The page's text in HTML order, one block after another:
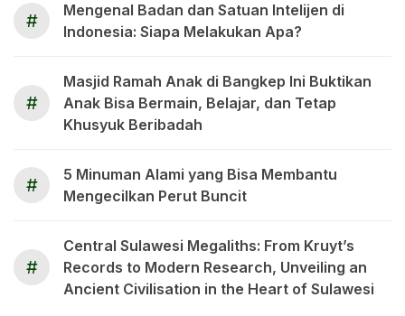
#
Mengenal Badan dan Satuan Intelijen di
Indonesia: Siapa Melakukan Apa?
#
Masjid Ramah Anak di Bangkep Ini Buktikan
Anak Bisa Bermain, Belajar, dan Tetap
Khusyuk Beribadah
#
5 Minuman Alami yang Bisa Membantu
Mengecilkan Perut Buncit
#
Central Sulawesi Megaliths: From Kruyt’s
Records to Modern Research, Unveiling an
Ancient Civilisation in the Heart of Sulawesi